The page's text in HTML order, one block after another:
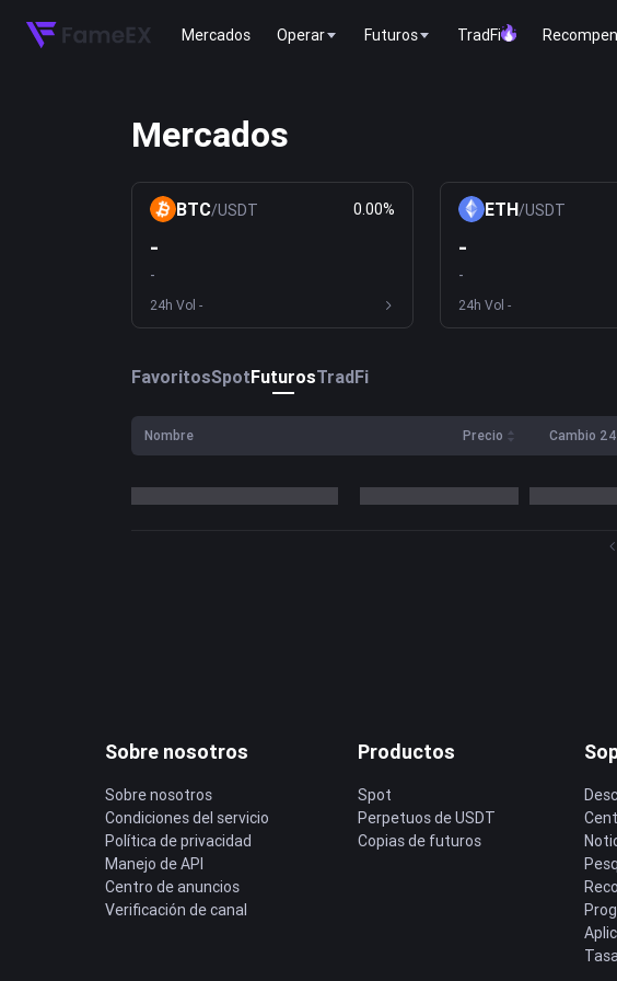
Mercados Operar Futuros TradFi
Mercados
BTC/USDT 0.00%
-
-
24h Vol -
ETH/USDT
-
-
24h Vol -
FavoritosSpotFuturosTradFi
Nombre Precio Cambio
Sobre nosotros
Sobre nosotros
Condiciones del servicio
Política de privacidad
Manejo de API
Centro de anuncios
Verificación de canal
Productos
Spot
Perpetuos de USDT
Copias de futuros